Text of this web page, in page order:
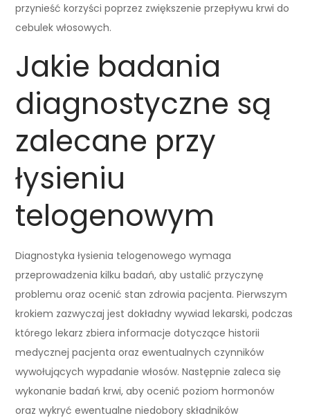
przynieść korzyści poprzez zwiększenie przepływu krwi do
cebulek włosowych.
Jakie badania
diagnostyczne są
zalecane przy
łysieniu
telogenowym
Diagnostyka łysienia telogenowego wymaga
przeprowadzenia kilku badań, aby ustalić przyczynę
problemu oraz ocenić stan zdrowia pacjenta. Pierwszym
krokiem zazwyczaj jest dokładny wywiad lekarski, podczas
którego lekarz zbiera informacje dotyczące historii
medycznej pacjenta oraz ewentualnych czynników
wywołujących wypadanie włosów. Następnie zaleca się
wykonanie badań krwi, aby ocenić poziom hormonów
oraz wykryć ewentualne niedobory składników